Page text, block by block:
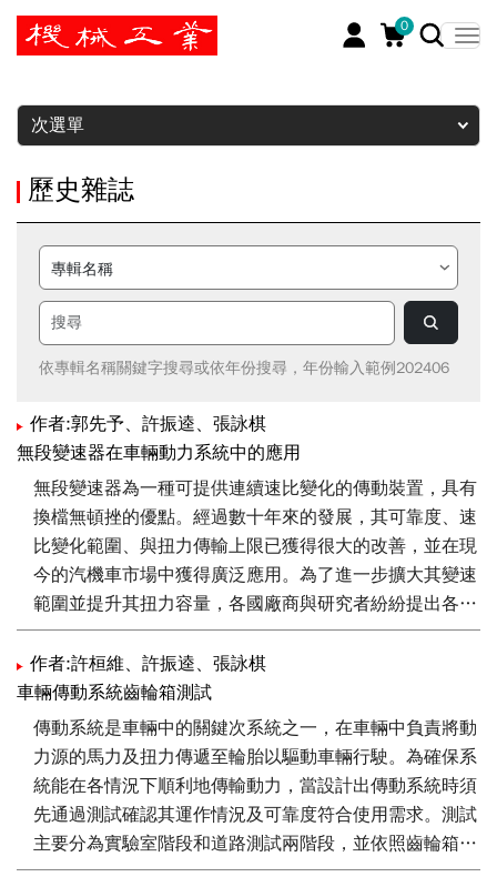
0
暫停
次選單
歷史雜誌
依專輯名稱關鍵字搜尋或依年份搜尋，年份輸入範例202406
作者:郭先予、許振逵、張詠棋
無段變速器在車輛動力系統中的應用
無段變速器為一種可提供連續速比變化的傳動裝置，具有
換檔無頓挫的優點。經過數十年來的發展，其可靠度、速
比變化範圍、與扭力傳輸上限已獲得很大的改善，並在現
今的汽機車市場中獲得廣泛應用。為了進一步擴大其變速
範圍並提升其扭力容量，各國廠商與研究者紛紛提出各式
各樣的設計，將不同的離合器與齒輪組與無段變速器相搭
配，抑或結合複合動力系統以提升車輛整體的能源效率。
本文首先介紹不同無段變速器的構造以及變速原理，接著
說明無段變速器在傳動系統中的特殊應用方式，最後則介
紹各種結合無段變速器的複合動力系統之架構。
作者:許桓維、許振逵、張詠棋
車輛傳動系統齒輪箱測試
傳動系統是車輛中的關鍵次系統之一，在車輛中負責將動
力源的馬力及扭力傳遞至輪胎以驅動車輛行駛。為確保系
統能在各情況下順利地傳輸動力，當設計出傳動系統時須
先通過測試確認其運作情況及可靠度符合使用需求。測試
主要分為實驗室階段和道路測試兩階段，並依照齒輪箱的
使用情形規劃測試項目，測試通過即可安裝於實車運轉。